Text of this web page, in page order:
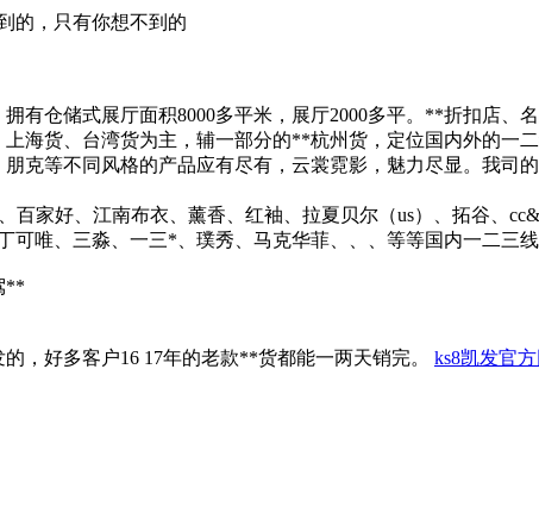
的，只有你想不到的
有仓储式展厅面积8000多平米，展厅2000多平。**折扣店
海货、台湾货为主，辅一部分的**杭州货，定位国内外的一
克等不同风格的产品应有尽有，云裳霓影，魅力尽显。我
百家好、江南布衣、薰香、红袖、拉夏贝尔（us）、拓谷、
唯、三淼、一三*、璞秀、马克华菲、、、等等国内一二三线
**
，好多客户16 17年的老款**货都能一两天销完。
ks8凯发官